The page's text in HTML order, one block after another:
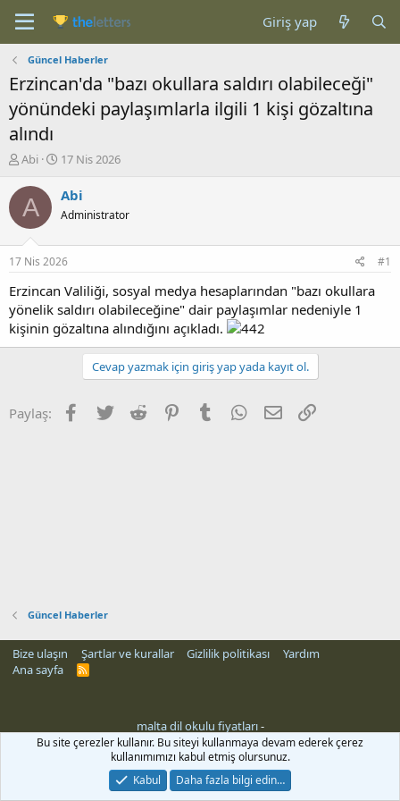
Giriş yap
Güncel Haberler
Erzincan'da "bazı okullara saldırı olabileceği"
yönündeki paylaşımlarla ilgili 1 kişi gözaltına
alındı
K
n
b
u
u
b
a
ş
l
a
t
Abi
B
ş
a
g
ı
ç
a
r
i
17 Nis 2026
A Abi
Administrator
17 Nis 2026 #1
Erzincan Valiliği, sosyal medya hesaplarından "bazı okullara
yönelik saldırı olabileceğine" dair paylaşımlar nedeniyle 1
kişinin gözaltına alındığını açıkladı.
Cevap yazmak için giriş yap yada kayıt ol.
Paylaş: Facebook
Twitter Reddit PinterestTumblr WhatsApp
E-posta
Güncel Haberler
Bize ulaşın Şartlar ve kurallar Gizlilik politikası
Yardım
Ana sayfa
R
malta dil okulu fiyatları-
Bu site çerezler kullanır. Bu siteyi kullanmaya devam ederek çerez
kullanımımızı kabul etmiş olursunuz.
Kabul
Daha fazla bilgi edin…